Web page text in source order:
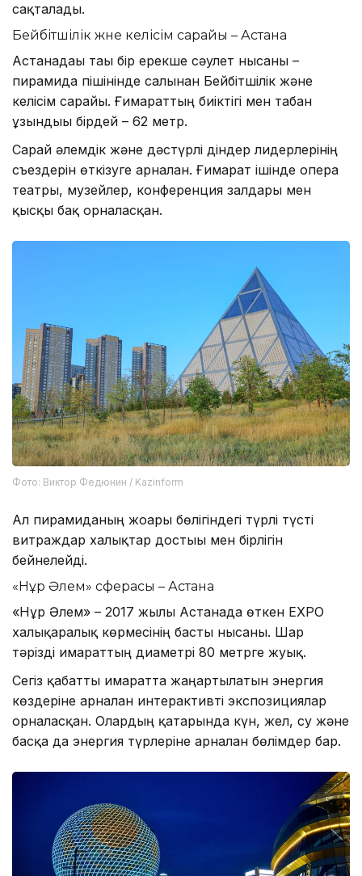
сақталады.
Бейбітшілік және келісім сарайы – Астана
Астанадағы тағы бір ерекше сәулет нысаны –
пирамида пішінінде салынған Бейбітшілік және
келісім сарайы. Ғимараттың биіктігі мен табан
ұзындығы бірдей – 62 метр.
Сарай әлемдік және дәстүрлі діндер лидерлерінің
съездерін өткізуге арналған. Ғимарат ішінде опера
театры, музейлер, конференция залдары мен
қысқы бақ орналасқан.
Фото: Виктор Федюнин / Kazinform
Ал пирамиданың жоғарғы бөлігіндегі түрлі түсті
витраждар халықтар достығы мен бірлігін
бейнелейді.
«Нұр Әлем» сферасы – Астана
«Нұр Әлем» – 2017 жылы Астанада өткен EXPO
халықаралық көрмесінің басты нысаны. Шар
тәрізді ғимараттың диаметрі 80 метрге жуық.
Сегіз қабатты ғимаратта жаңартылатын энергия
көздеріне арналған интерактивті экспозициялар
орналасқан. Олардың қатарында күн, жел, су және
басқа да энергия түрлеріне арналған бөлімдер бар.